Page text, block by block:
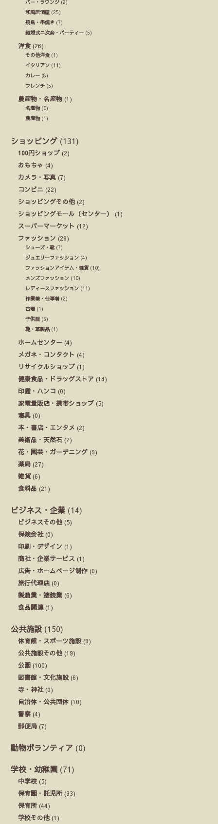
バー・ラウンジ (2)
和風居酒屋 (25)
焼鳥・串焼き (7)
結婚式ニ次会・パーティー (5)
洋食 (26)
その他洋食(1)
イタリアン (11)
カレー (8)
フレンチ (5)
農産物・名産物 (1)
名産物(0)
農産物(1)
ショッピング (131)
100円ショップ (2)
おもちゃ (4)
カメラ・写真 (7)
コンビニ (22)
ショッピングその他 (2)
ショッピングモール（センター）
(1)
スーパーマーケット (12)
ファッション (29)
シューズ・靴(7)
ジュエリーファッション (4)
ファッションアイテム・雑貨 (10)
メンズファッション (10)
レディースファッション (11)
作業着・仕事着 (2)
古着 (1)
子供服 (5)
鞄・革製品 (1)
ホームセンター (4)
メガネ・コンタクト (4)
リサイクルショップ (1)
健康食品・ドラッグストア (14)
印鑑・ハンコ (0)
家電量販店・携帯ショップ (5)
寝具 (0)
本・書店・エンタメ (2)
美術品・天然石 (2)
花・園芸・ガーデニング (9)
薬局 (27)
雑貨(6)
食料品 (21)
ビジネス・企業 (14)
ビジネスその他 (5)
保険会社(0)
印刷・デザイン (1)
商社・企業サービス (1)
広告・ホームページ制作 (0)
旅行代理店 (0)
製造業・塗装業 (6)
食品関連 (1)
公共施設 (150)
体育館・スポーツ施設(9)
公共施設その他 (19)
公園 (100)
図書館・文化施設(6)
寺・神社(0)
自治体・公共団体 (10)
警察 (4)
郵便局 (7)
動物ボランティア (0)
学校・幼稚園 (71)
中学校 (5)
保育園・託児所(33)
保育所(44)
学校その他 (1)